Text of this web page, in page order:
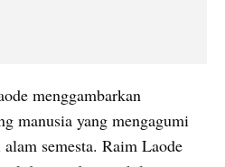
menggambarkan
manusia yang mengagumi
semesta. Raim Laode